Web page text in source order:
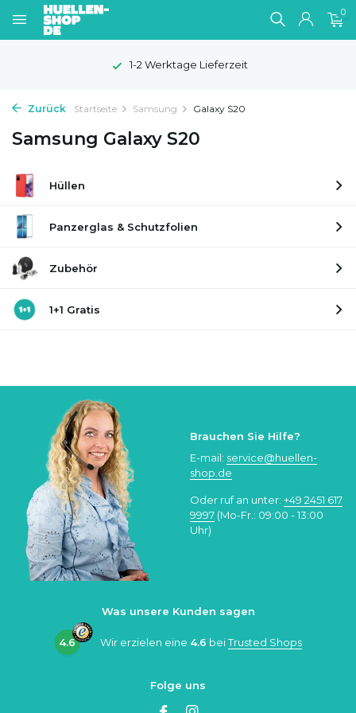
0
1-2 Werktage Lieferzeit
Zurück Startseite Samsung Galaxy S20
Samsung Galaxy S20
Hüllen
Panzerglas & Schutzfolien
Zubehör
1+1 Gratis
Brauchen Sie Hilfe?
E-mail: service@huellen-
shop.de
Oder ruf an unter: +49 2451 617
9997 (Mo-Fr.: 09:00 - 13:00
Uhr)
Was unsere Kunden sagen
4.6 Wir erzielen eine 4.6 beiTrusted Shops
Folge uns